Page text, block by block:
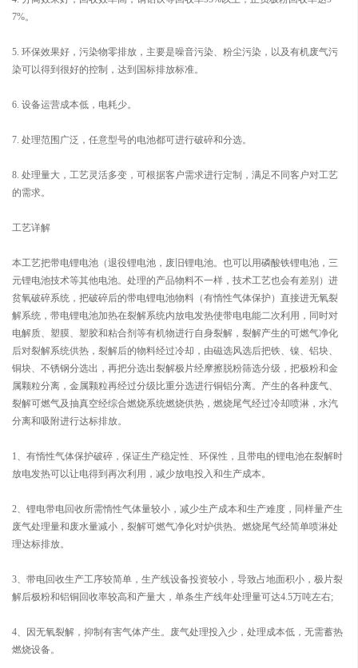
7%。
5. 环保效果好，污染物零排放，主要是噪音污染、粉尘污染，以及有机废气污
染可以得到很好的控制，达到国标排放标准。
6. 设备运营成本低，电耗少。
7. 处理范围广泛，任意型号的电池都可进行破碎和分选。
8. 处理量大，工艺灵活多变，可根据客户需求进行定制，满足不同客户对工艺
的需求。
工艺详解
本工艺把带电锂电池（退役锂电池，废旧锂电池。也可以用磷酸铁锂电池，三
元锂电池技术等其他电池。处理的产品物料不一样，技术工艺也会有差别）进
贫氧破碎系统，把破碎后的带电锂电池物料（有惰性气体保护）直接进无氧裂
解系统，带电锂电池加热在裂解系统内放电发热使带电电能二次利用，同时对
电解质、塑膜、塑胶和粘合剂等有机物进行自身裂解，裂解产生的可燃气净化
后对裂解系统供热，裂解后的物料经过冷却，由磁选风选后把铁、镍、铝块、
铜块、不锈钢分选出，再把分选出裂解极片经摩擦脱粉筛选分级，把极粉和金
属颗粒分离，金属颗粒再经过分级比重分选进行铜铝分离。产生的各种废气、
裂解可燃气及抽真空经综合燃烧系统燃烧供热，燃烧尾气经过冷却喷淋，水汽
分离和吸附进行达标排放。
1、有惰性气体保护破碎，保证生产稳定性、环保性，且带电的锂电池在裂解时
放电发热可以让电得到再次利用，减少放电投入和生产成本。
2、锂电带电回收所需惰性气体量较小，减少生产成本和生产难度，同样量产生
废气处理量和废水量减小，裂解可燃气净化对炉供热。燃烧尾气经简单喷淋处
理达标排放。
3、带电回收生产工序较简单，生产线设备投资较小，导致占地面积小，极片裂
解后极粉和铝铜回收率较高和产量大，单条生产线年处理量可达4.5万吨左右;
4、因无氧裂解，抑制有害气体产生。废气处理投入少，处理成本低，无需蓄热
燃烧设备。